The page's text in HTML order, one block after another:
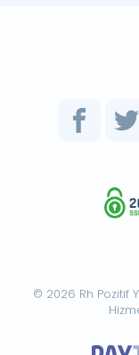
© 2026 Rh Pozitif